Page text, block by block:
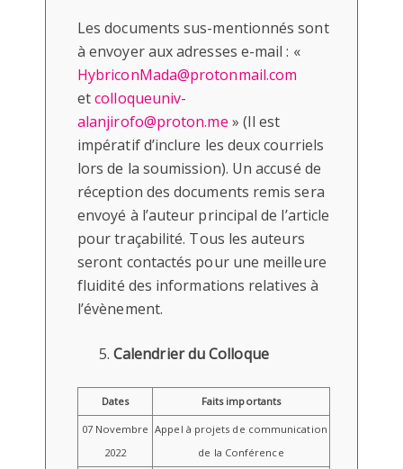
Les documents sus-mentionnés sont
à envoyer aux adresses e-mail : «
HybriconMada@protonmail.com
etcolloqueuniv-
alanjirofo@proton.me » (Il est
impératif d’inclure les deux courriels
lors de la soumission). Un accusé de
réception des documents remis sera
envoyé à l’auteur principal de l’article
pour traçabilité. Tous les auteurs
seront contactés pour une meilleure
fluidité des informations relatives à
l’évènement.
Calendrier du Colloque
Dates Faits importants
07 Novembre
2022
Appel à projets de communication
de la Conférence